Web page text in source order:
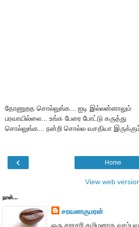
தோணுறத சொல்லுங்க... ஐடி இல்லன்னாலும்
பரவாயில்லை... உங்க பேரை போட்டு கருத்து
சொல்லுங்க... நன்றி சொல்ல வசதியா
‹ Home
View web
நான்...
சரவணகுமரன்
ஒரு சராசரி தமிழனாக